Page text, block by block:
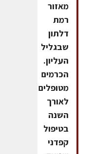
מאזור
רמת
דלתון
שבגליל
העליון.
הכרמים
מטופלים
לאורך
השנה
בטיפול
קפדני